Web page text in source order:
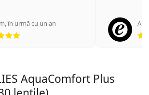
,în urmă cu un an
AquaComfort Plus